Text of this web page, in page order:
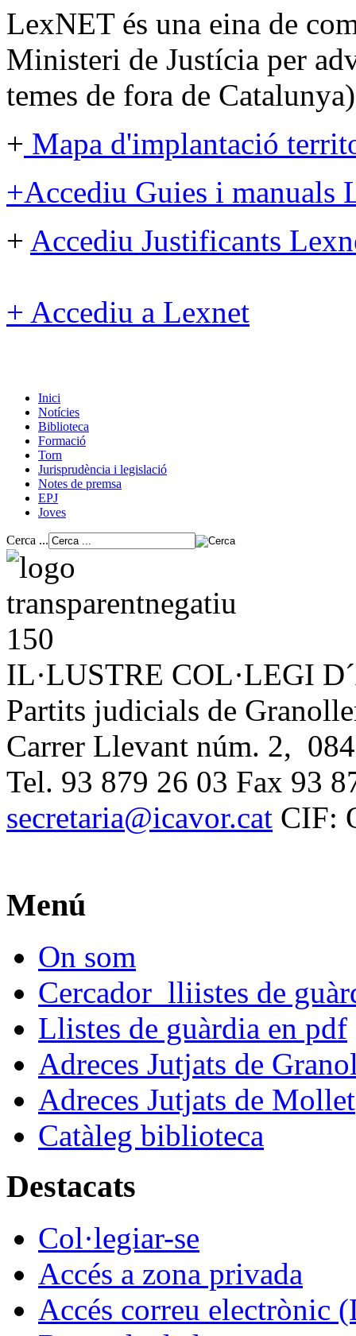
LexNET és una eina de
Ministeri de Justícia per
temes de fora de
+ Mapa d'implantació
+Accediu Guies i manuals
+ Accediu Justificants
+ Accediu a Lexnet
Inici
Notícies
Biblioteca
Formació
Torn
Jurisprudència i legislació
Notes de premsa
EPJ
Joves
Cerca ...
IL·LUSTRE COL·LEGI
Partits judicials de
Carrer Llevant núm. 2,
Tel. 93 879 26 03 Fax 93
secretaria@icavor.cat CIF:
Menú
On som
Cercador lliistes de
Llistes de guàrdia en pdf
Adreces Jutjats de
Adreces Jutjats de Mollet
Catàleg biblioteca
Destacats
Col·legiar-se
Accés a zona privada
Accés correu electrònic